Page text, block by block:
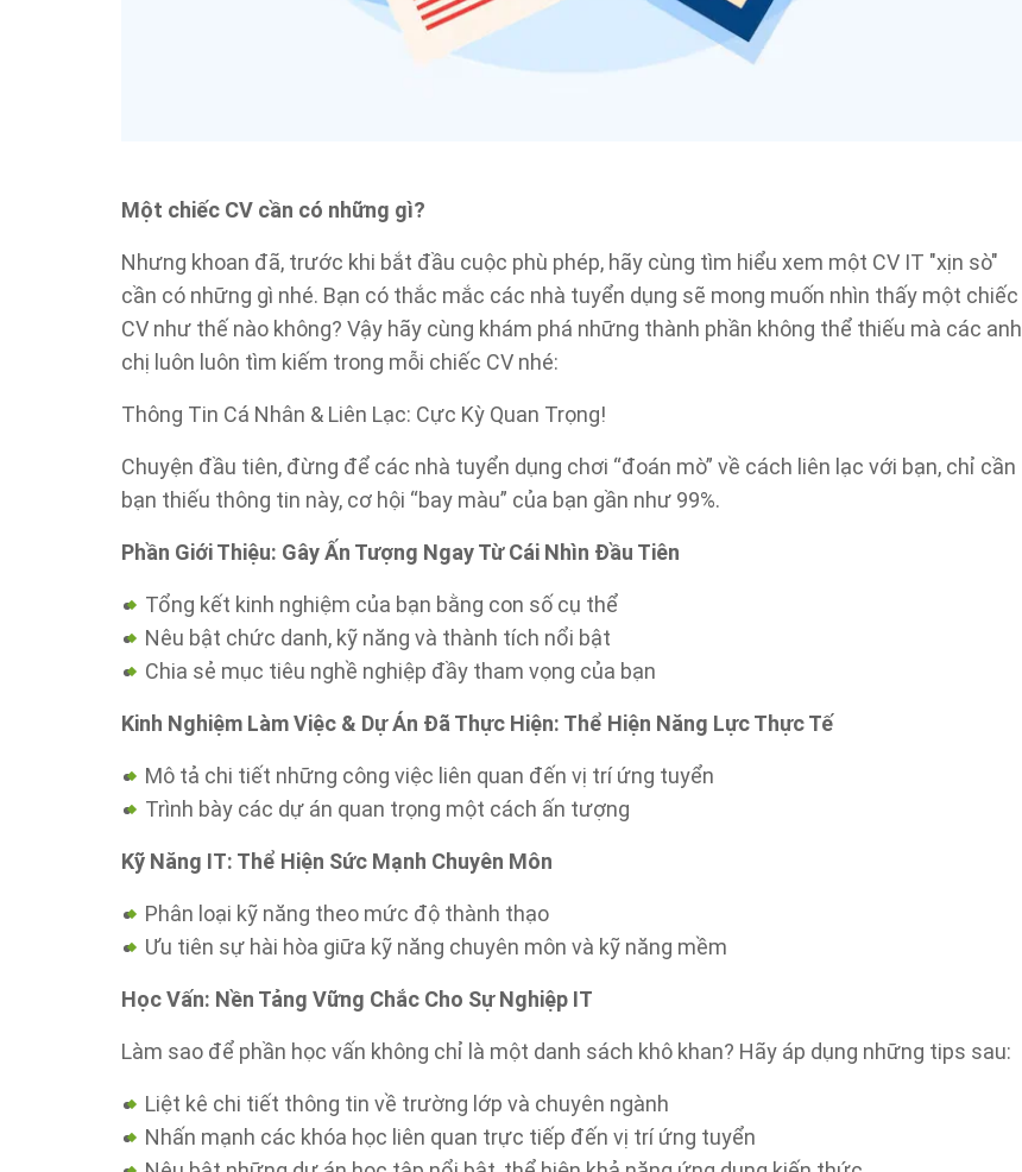
Một chiếc CV cần có những gì?
Nhưng khoan đã, trước khi bắt đầu cuộc phù phép, hãy cùng tìm hiểu xem một CV IT "xịn sò"
cần có những gì nhé. Bạn có thắc mắc các nhà tuyển dụng sẽ mong muốn nhìn thấy một chiếc
CV như thế nào không? Vậy hãy cùng khám phá những thành phần không thể thiếu mà các anh
chị luôn luôn tìm kiếm trong mỗi chiếc CV nhé:
Thông Tin Cá Nhân & Liên Lạc: Cực Kỳ Quan Trọng!
Chuyện đầu tiên, đừng để các nhà tuyển dụng chơi “đoán mò” về cách liên lạc với bạn, chỉ cần
bạn thiếu thông tin này, cơ hội “bay màu” của bạn gần như 99%.
Phần Giới Thiệu: Gây Ấn Tượng Ngay Từ Cái Nhìn Đầu Tiên
Tổng kết kinh nghiệm của bạn bằng con số cụ thể
Nêu bật chức danh, kỹ năng và thành tích nổi bật
Chia sẻ mục tiêu nghề nghiệp đầy tham vọng của bạn
Kinh Nghiệm Làm Việc & Dự Án Đã Thực Hiện: Thể Hiện Năng Lực Thực Tế
Mô tả chi tiết những công việc liên quan đến vị trí ứng tuyển
Trình bày các dự án quan trọng một cách ấn tượng
Kỹ Năng IT: Thể Hiện Sức Mạnh Chuyên Môn
Phân loại kỹ năng theo mức độ thành thạo
Ưu tiên sự hài hòa giữa kỹ năng chuyên môn và kỹ năng mềm
Học Vấn: Nền Tảng Vững Chắc Cho Sự Nghiệp IT
Làm sao để phần học vấn không chỉ là một danh sách khô khan? Hãy áp dụng những tips sau:
Liệt kê chi tiết thông tin về trường lớp và chuyên ngành
Nhấn mạnh các khóa học liên quan trực tiếp đến vị trí ứng tuyển